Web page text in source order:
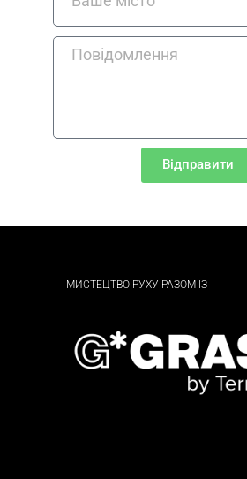
Відправити
МИСТЕЦТВО РУХУ РАЗОМ ІЗ